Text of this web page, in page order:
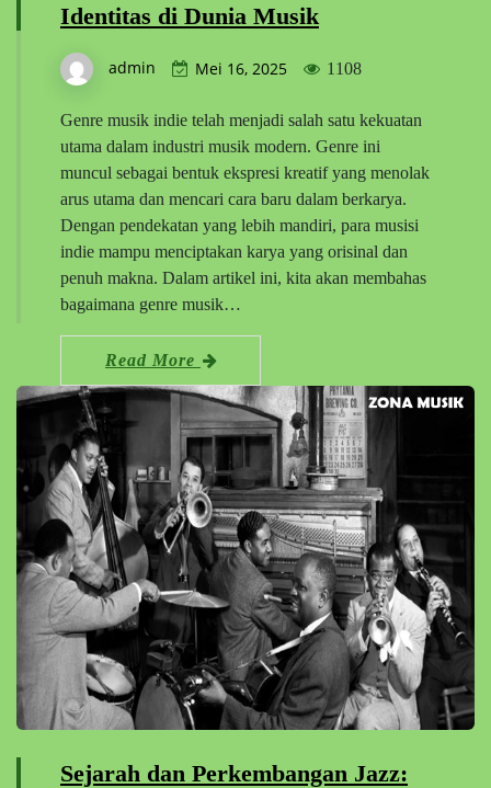
Identitas di Dunia Musik
admin Mei 16, 2025 1108
Genre musik indie telah menjadi salah satu kekuatan
utama dalam industri musik modern. Genre ini
muncul sebagai bentuk ekspresi kreatif yang menolak
arus utama dan mencari cara baru dalam berkarya.
Dengan pendekatan yang lebih mandiri, para musisi
indie mampu menciptakan karya yang orisinal dan
penuh makna. Dalam artikel ini, kita akan membahas
bagaimana genre musik…
Read More
Sejarah dan Perkembangan Jazz: